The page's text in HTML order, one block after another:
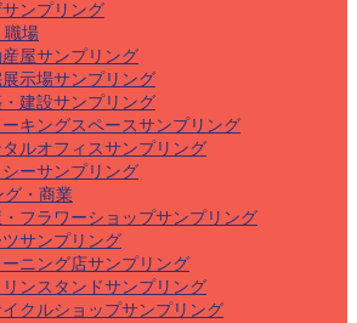
サンプリング
職場
屋サンプリング
示場サンプリング
建設サンプリング
ーキングスペースサンプリング
タルオフィスサンプリング
シーサンプリング
グ・商業
フラワーショップサンプリング
ツサンプリング
ーニング店サンプリング
リンスタンドサンプリング
イクルショップサンプリング